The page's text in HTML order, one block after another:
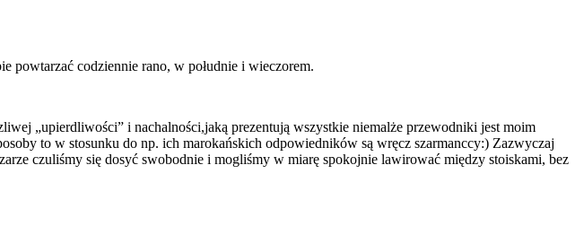
powtarzać codziennie rano, w południe i wieczorem.
„upierdliwości” i nachalności,jaką prezentują wszystkie niemalże przewodniki jest moim
to w stosunku do np. ich marokańskich odpowiedników są wręcz szarmanccy:) Zazwyczaj
czuliśmy się dosyć swobodnie i mogliśmy w miarę spokojnie lawirować między stoiskami, bez